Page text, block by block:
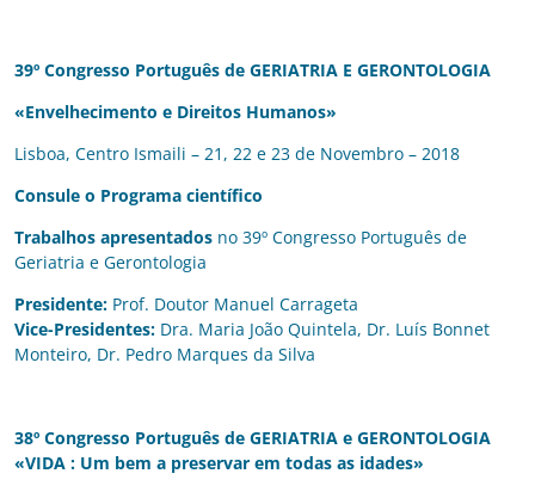
39º Congresso Português de GERIATRIA E GERONTOLOGIA
«Envelhecimento e Direitos Humanos»
Lisboa, Centro Ismaili – 21, 22 e 23 de Novembro – 2018
Consule o Programa científico
Trabalhos apresentados no 39º Congresso Português de
Geriatria e Gerontologia
Presidente: Prof. Doutor Manuel Carrageta
Vice-Presidentes: Dra. Maria João Quintela, Dr. Luís Bonnet
Monteiro, Dr. Pedro Marques da Silva
38º Congresso Português de GERIATRIA e GERONTOLOGIA
«VIDA : Um bem a preservar em todas as idades»